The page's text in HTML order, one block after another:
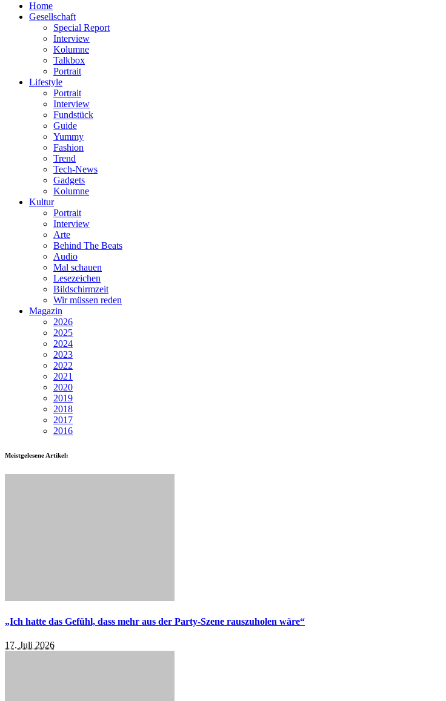
Home
Gesellschaft
Special Report
Interview
Kolumne
Talkbox
Portrait
Lifestyle
Portrait
Interview
Fundstück
Guide
Yummy
Fashion
Trend
Tech-News
Gadgets
Kolumne
Kultur
Portrait
Interview
Arte
Behind The Beats
Audio
Mal schauen
Lesezeichen
Bildschirmzeit
Wir müssen reden
Magazin
2026
2025
2024
2023
2022
2021
2020
2019
2018
2017
2016
Meistgelesene Artikel:
„Ich hatte das Gefühl, dass mehr aus der Party-Szene rauszuholen wäre“
17. Juli 2026